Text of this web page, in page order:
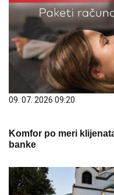
09. 07. 2026 09:20
Komfor po meri
banke